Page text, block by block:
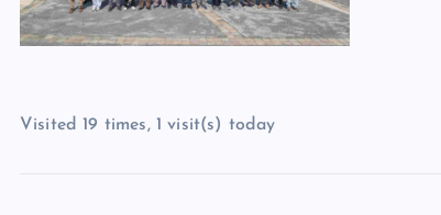
Visited 19 times, 1 visit(s) today